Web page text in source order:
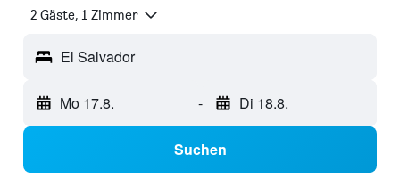
2 Gäste, 1 Zimmer
El Salvador
Mo 17.8. - Di 18.8.
Suchen